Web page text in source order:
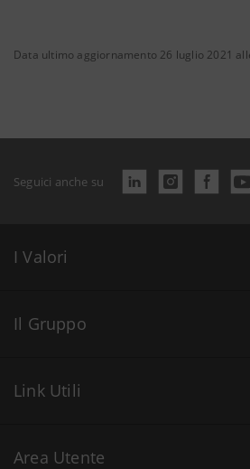
Data ultimo aggiornamento 26 luglio 2021
Seguici anche su
I Valori
Il Gruppo
Link Utili
Area Utente